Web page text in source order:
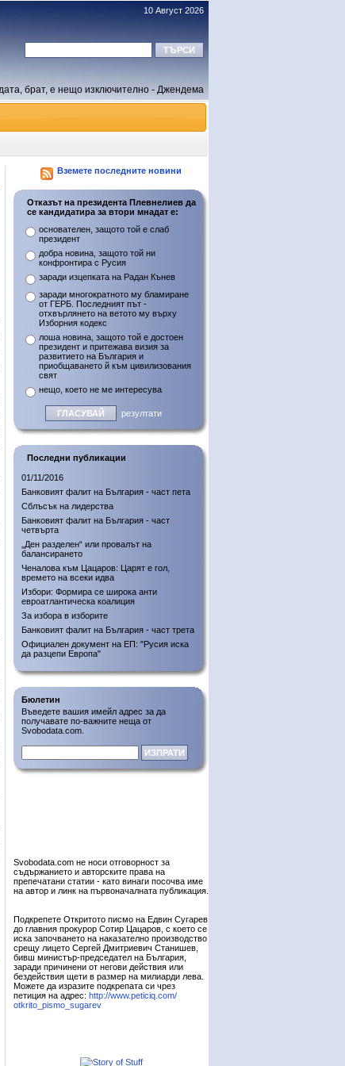
10 Август 2026
брат, е нещо изключително - Джендема
Вземете последните новини
Отказът на президента Плевнелиев да
се кандидатира за втори мнадат е:
основателен, защото той е слаб
президент
добра новина, защото той ни
конфронтира с Русия
заради изцепката на Радан Кънев
заради многократното му бламиране
от ГЕРБ. Последният път -
отхвърлянето на ветото му върху
Изборния кодекс
лоша новина, защото той е достоен
президент и притежава визия за
развитието на България и
приобщаването й към цивилизования
свят
нещо, което не ме интересува
резултати
Последни публикации
01/11/2016
Банковият фалит на България - част пета
Сблъсък на лидерства
Банковият фалит на България - част
четвърта
„Ден разделен“ или провалът на
балансирането
Ченалова към Цацаров: Царят е гол,
времето на всеки идва
Избори: Формира се широка анти
евроатлантическа коалиция
За избора в изборите
Банковият фалит на България - част трета
Официален документ на ЕП: "Русия иска
да разцепи Европа"
Бюлетин
Въведете вашия имейл адрес за да
получавате по-важните неща от
Svobodata.com.
Svobodata.com не носи отговорност за
съдържанието и авторските права на
препечатани статии - като винаги посочва име
на автор и линк на първоначалната публикация.
Подкрепете Откритото писмо на Едвин Сугарев
до главния прокурор Сотир Цацаров, с което се
иска започването на наказателно производство
срещу лицето Сергей Дмитриевич Станишев,
бивш министър-председател на България,
заради причинени от негови действия или
бездействия щети в размер на милиарди лева.
Можете да изразите подкрепата си чрез
петиция на адрес: http://www.peticiq.com/
otkrito_pismo_sugarev